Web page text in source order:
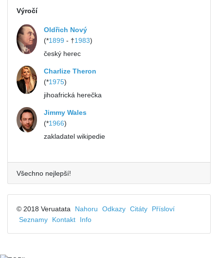
Výročí
Oldřich Nový
(*1899 - †1983)
český herec
Charlize Theron
(*1975)
jihoafrická herečka
Jimmy Wales
(*1966)
zakladatel wikipedie
Všechno nejlepší!
© 2018 Veruatata Nahoru Odkazy Citáty
Přísloví
Seznamy
Kontakt Info